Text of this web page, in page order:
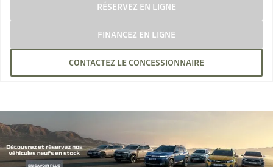
RÉSERVEZ EN LIGNE
FINANCEZ EN LIGNE
CONTACTEZ LE CONCESSIONNAIRE